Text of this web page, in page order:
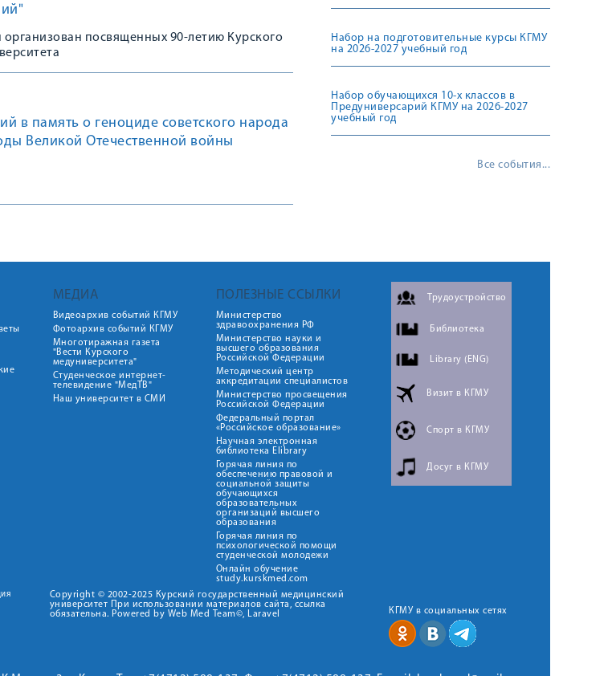
посвященных 90-летию Курского
в память о геноциде советского народа
Великой Отечественной войны
Набор на подготовительные курсы КГМУ
на 2026-2027 учебный год
Набор обучающихся 10-х классов в
Предуниверсарий КГМУ на 2026-2027
учебный год
Все события...
МЕДИА
Видеоархив событий КГМУ
Фотоархив событий КГМУ
Многотиражная газета
"Вести Курского
медуниверситета"
Студенческое интернет-
телевидение "МедТВ"
Наш университет в СМИ
ПОЛЕЗНЫЕ ССЫЛКИ
Министерство
здравоохранения РФ
Министерство науки и
высшего образования
Российской Федерации
Методический центр
аккредитации специалистов
Министерство просвещения
Российской Федерации
Федеральный портал
«Российское образование»
Научная электронная
библиотека Elibrary
Горячая линия по
обеспечению правовой и
социальной защиты
обучающихся
образовательных
организаций высшего
образования
Горячая линия по
психологической помощи
студенческой молодежи
Онлайн обучение
study.kurskmed.com
Трудоустройство
Библиотека
Library (ENG)
Визит в КГМУ
Спорт в КГМУ
Досуг в КГМУ
Copyright © 2002-2025 Курский государственный медицинский
университет При использовании материалов сайта, ссылка
обязательна. Powered by Web Med Team©, Laravel
КГМУ в социальных сетях